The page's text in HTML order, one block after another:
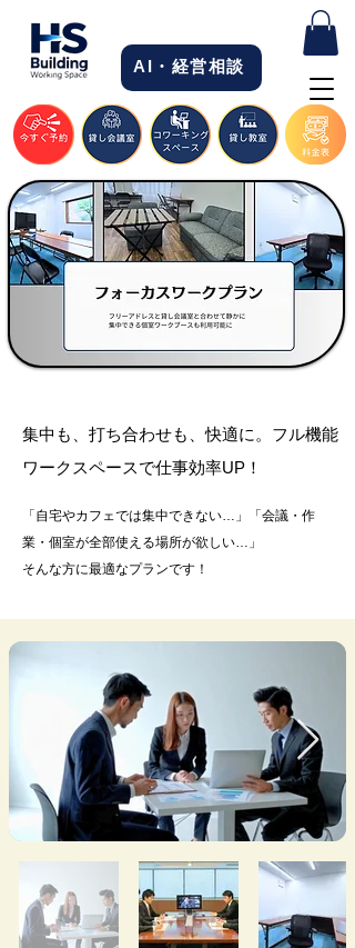
AI・経営相談
集中も、打ち合わせも、快適に。フル機能
ワークスペースで仕事効率UP！
「自宅やカフェでは集中できない…」「会議・作
業・個室が全部使える場所が欲しい…」
そんな方に最適なプランです！